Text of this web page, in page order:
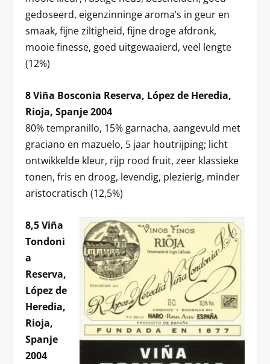
gedoseerd, eigenzinninge aroma’s in geur en
smaak, fijne ziltigheid, fijne droge afdronk,
mooie finesse, goed uitgewaaierd, veel lengte
(12%)
8 Viña Bosconia Reserva, López de Heredia,
Rioja, Spanje 2004
80% tempranillo, 15% garnacha, aangevuld met
graciano en mazuelo, 5 jaar houtrijping; licht
ontwikkelde kleur, rijp rood fruit, zeer klassieke
tonen, fris en droog, levendig, plezierig, minder
aristocratisch (12,5%)
8,5 Viña
Tondoni
a
Reserva,
López de
Heredia,
Rioja,
Spanje
2004